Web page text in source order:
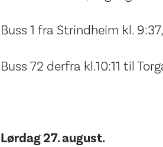
Buss 1 fra Strindheim kl.
Buss 72 derfra kl.10:11 til
Lørdag 27. august.